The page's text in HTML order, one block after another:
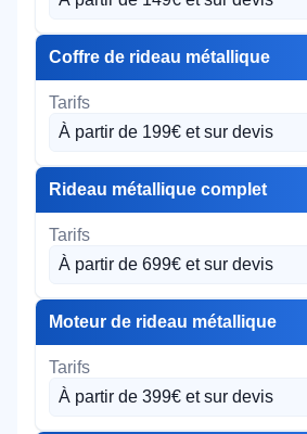
Coffre de rideau métallique
À partir de 199€ et sur devis
Rideau métallique complet
À partir de 699€ et sur devis
Moteur de rideau métallique
À partir de 399€ et sur devis